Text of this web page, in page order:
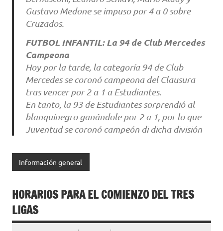
Gustavo Medone se impuso por 4 a 0 sobre
Cruzados.
FUTBOL INFANTIL: La 94 de Club Mercedes
Campeona
Hoy por la tarde, la categoría 94 de Club
Mercedes se coronó campeona del Clausura
tras vencer por 2 a 1 a Estudiantes.
En tanto, la 93 de Estudiantes sorprendió al
blanquinegro ganándole por 2 a 1, por lo que
Juventud se coronó campeón di dicha división
Información general
HORARIOS PARA EL COMIENZO DEL TRES
LIGAS